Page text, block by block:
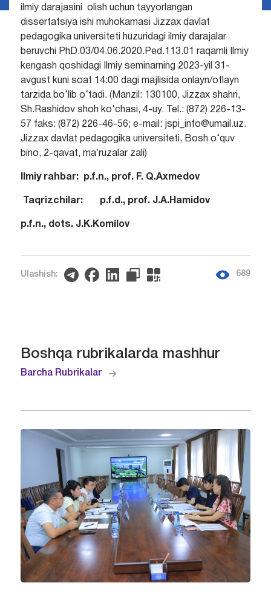
ilmiy darajasini olish uchun tayyorlangan
dissertatsiya ishi muhokamasi Jizzax davlat
pedagogika universiteti huzuridagi ilmiy darajalar
beruvchi PhD.03/04.06.2020.Ped.113.01 raqamli Ilmiy
kengash qoshidagi Ilmiy seminarning 2023-yil 31-
avgust kuni soat 14:00 dagi majlisida onlayn/oflayn
tarzida bo‘lib o‘tadi. (Manzil: 130100, Jizzax shahri,
Sh.Rashidov shoh ko‘chasi, 4-uy. Tel.: (872) 226-13-
57 faks: (872) 226-46-56; e-mail: jspi_info@umail.uz.
Jizzax davlat pedagogika universiteti, Bosh o‘quv
bino, 2-qavat, maʼruzalar zali)
Ilmiy rahbar: p.f.n.,prof. F. Q.Axmedov
Taqrizchi lar: p.f.d.,prof. J.A.Hamidov
p.f.n., dots. J.K.Komilov
Ulashish: 689
Boshqa rubrikalarda mashhur
Barcha Rubrikalar